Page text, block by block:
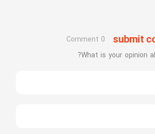
submit
0 Comment
What is your opinion